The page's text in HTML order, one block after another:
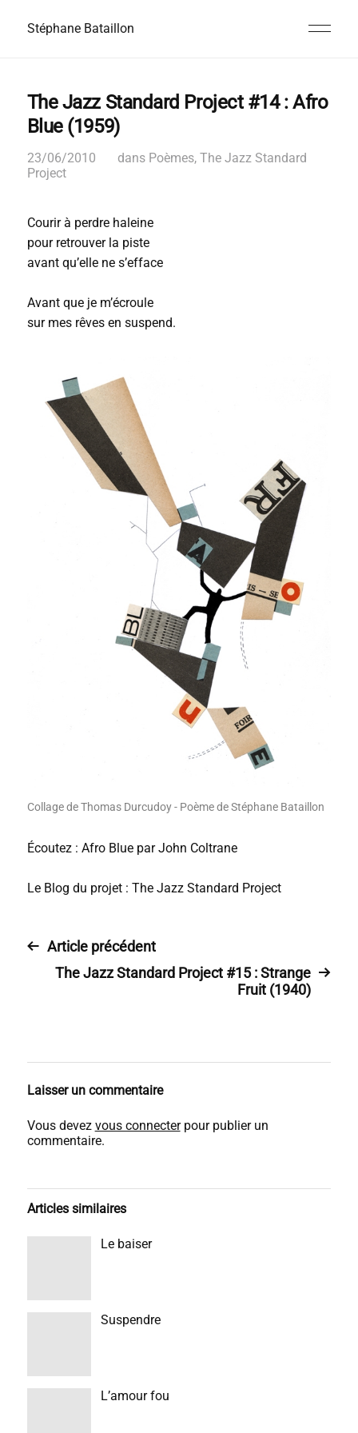
Stéphane Bataillon
The Jazz Standard Project #14 : Afro
Blue (1959)
23/06/2010 dans Poèmes, The Jazz Standard
Project
Courir à perdre haleine
pour retrouver la piste
avant qu’elle ne s’efface
Avant que je m’écroule
sur mes rêves en suspend.
Collage de Thomas Durcudoy - Poème de Stéphane Bataillon
Écoutez : Afro Blue par John Coltrane
Le Blog du projet : The Jazz Standard Project
Article précédent
The Jazz Standard Project #15 : Strange
Fruit (1940)
Laisser un commentaire
Vous devez vous connecterpour publier un
commentaire.
Articles similaires
Le baiser
Suspendre
L’amour fou